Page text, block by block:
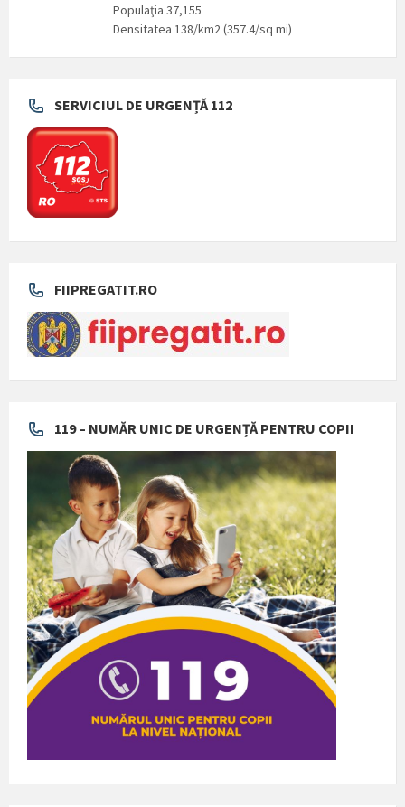
Populaţia 37,155
Densitatea 138/km2 (357.4/sq mi)
SERVICIUL DE URGENȚĂ 112
FIIPREGATIT.RO
119 – NUMĂR UNIC DE URGENȚĂ PENTRU COPII